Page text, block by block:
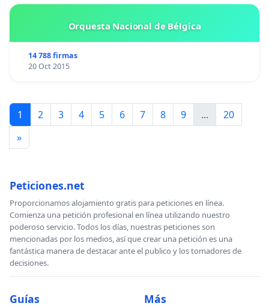
Orquesta Nacional de Bélgica
14 788 firmas
20 Oct 2015
1 2 3 4 5 6 7 8 9 ...
20
»
Peticiones.net
Proporcionamos alojamiento gratis para peticiones en línea.
Comienza una petición profesional en línea utilizando nuestro
poderoso servicio. Todos los días, nuestras peticiones son
mencionadas por los medios, así que crear una petición es una
fantástica manera de destacar ante el publico y los tomadores de
decisiones.
Guías Más